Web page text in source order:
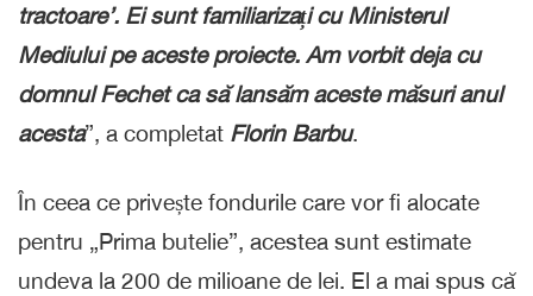
tractoare’. Ei sunt familiarizați cu Ministerul
Mediului pe aceste proiecte. Am vorbit deja cu
domnul Fechet ca să lansăm aceste măsuri anul
acesta”, a completat Florin Barbu.
În ceea ce privește fondurile care vor fi alocate
pentru „Prima butelie”, acestea sunt estimate
undeva la 200 de milioane de lei. El a mai spus că